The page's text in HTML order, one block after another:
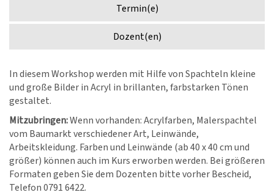
Termin(e)
Dozent(en)
In diesem Workshop werden mit Hilfe von Spachteln kleine
und große Bilder in Acryl in brillanten, farbstarken Tönen
gestaltet.
Mitzubringen:Wenn vorhanden: Acrylfarben, Malerspachtel
vom Baumarkt verschiedener Art, Leinwände,
Arbeitskleidung. Farben und Leinwände (ab 40 x 40 cm und
größer) können auch im Kurs erworben werden. Bei größeren
Formaten geben Sie dem Dozenten bitte vorher Bescheid,
Telefon 0791 6422.